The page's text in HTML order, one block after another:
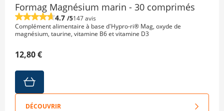
Formag Magnésium marin - 30 comprimés
4.7 /5147 avis
Complément alimentaire à base d'Hypro-ri® Mag, oxyde de
magnésium, taurine, vitamine B6 et vitamine D3
12,80 €
DÉCOUVRIR